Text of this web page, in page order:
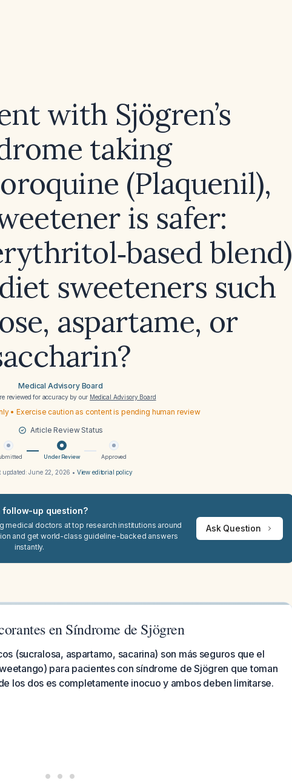
with Sjögren’s
taking
(Plaquenil),
is safer:
blend)
sweeteners such
aspartame, or
Medical Advisory Board
reviewed for accuracy by our Medical Advisory Board
• Exercise caution as content is pending human review
Article Review Status
Under Review Approved
updated:June 22, 2026 • View editorial policy
follow-up question?
medical doctors at top research institutions around
and get world-class guideline-backed answers
instantly.
Ask Question
en Síndrome de Sjögren
(sucralosa, aspartamo, sacarina) son más seguros que el
para pacientes con síndrome de Sjögren que toman
los dos es completamente inocuo y ambos deben limitarse.